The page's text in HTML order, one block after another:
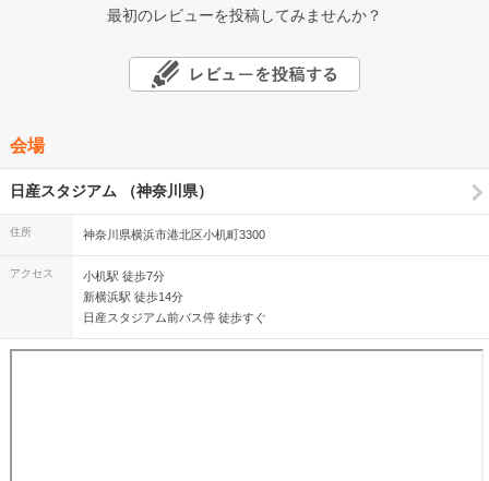
最初のレビューを投稿してみませんか？
会場
日産スタジアム （神奈川県）
住所 神奈川県横浜市港北区小机町3300
アクセス
小机駅 徒歩7分
新横浜駅 徒歩14分
日産スタジアム前バス停 徒歩すぐ